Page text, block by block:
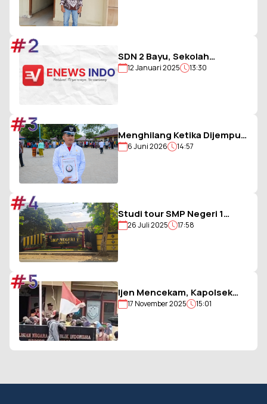
SDN 2 Bayu, Sekolah
Berjargon Guru 5G yang
12 Januari 2025 13:30
#2
Menghilang Ketika Dijemput
Paksa Polisi, Kades Balohao
6 Juni 2026 14:57
#3
Studi tour SMP Negeri 1
Ambulu Gagal, Uang Iuran
26 Juli 2025 17:58
#4
Ijen Mencekam, Kapolsek
Sempol Disandera, Bendera
17 November 2025 15:01
#5